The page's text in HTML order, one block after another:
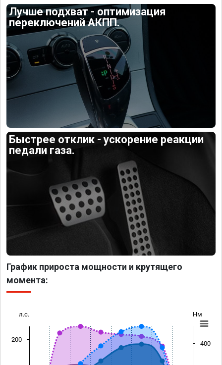
Лучше подхват - оптимизация
переключений АКПП.
Быстрее отклик - ускорение реакции
педали газа.
График прироста мощности и крутящего
момента:
л.с. Нм
200
400